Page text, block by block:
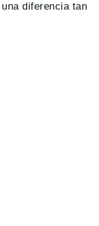
diferencia tan